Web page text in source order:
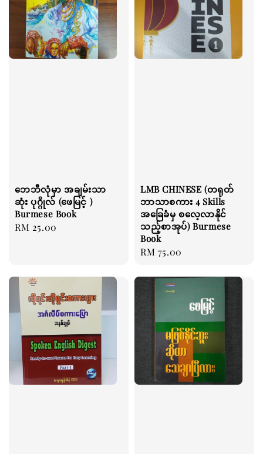
ဘေဘီလုံမှာ အချမ်းသာ
ဆုံး ပုဂ္ဂိုလ် (ဖေမြင့် )
Burmese Book
Regular
RM 25.00
LMB CHINESE (တရုတ်
ဘာသာစကား 4 Skills
အခြေခံမှ စလေ့လာနိုင်
သည့်စာအုပ်) Burmese
Book
Regular
RM 75.00